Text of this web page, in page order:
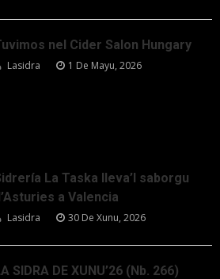
nel Cider Salon Hungary
Lasidra 1 De Mayu, 2026
La Taska lleva’l saborgu
a Valencia
Lasidra 30 De Xunu, 2026
SIDRA DE XUNU’26 (Nb. 266)